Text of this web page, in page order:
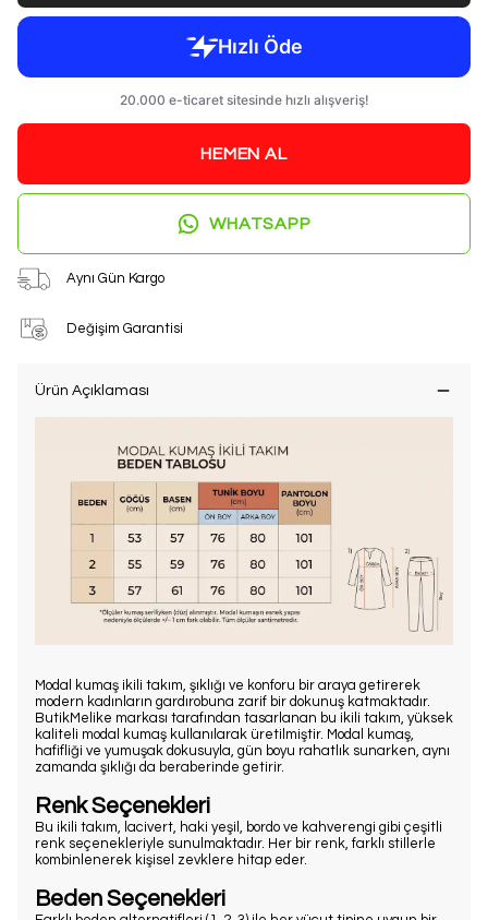
HEMEN AL
WHATSAPP
Aynı Gün Kargo
Değişim Garantisi
Ürün Açıklaması
Modal kumaş ikili takım, şıklığı ve konforu bir araya getirerek
modern kadınların gardırobuna zarif bir dokunuş katmaktadır.
ButikMelike markası tarafından tasarlanan bu ikili takım, yüksek
kaliteli modal kumaş kullanılarak üretilmiştir. Modal kumaş,
hafifliği ve yumuşak dokusuyla, gün boyu rahatlık sunarken, aynı
zamanda şıklığı da beraberinde getirir.
Renk Seçenekleri
Bu ikili takım, lacivert, haki yeşil, bordo ve kahverengi gibi çeşitli
renk seçenekleriyle sunulmaktadır. Her bir renk, farklı stillerle
kombinlenerek kişisel zevklere hitap eder.
Beden Seçenekleri